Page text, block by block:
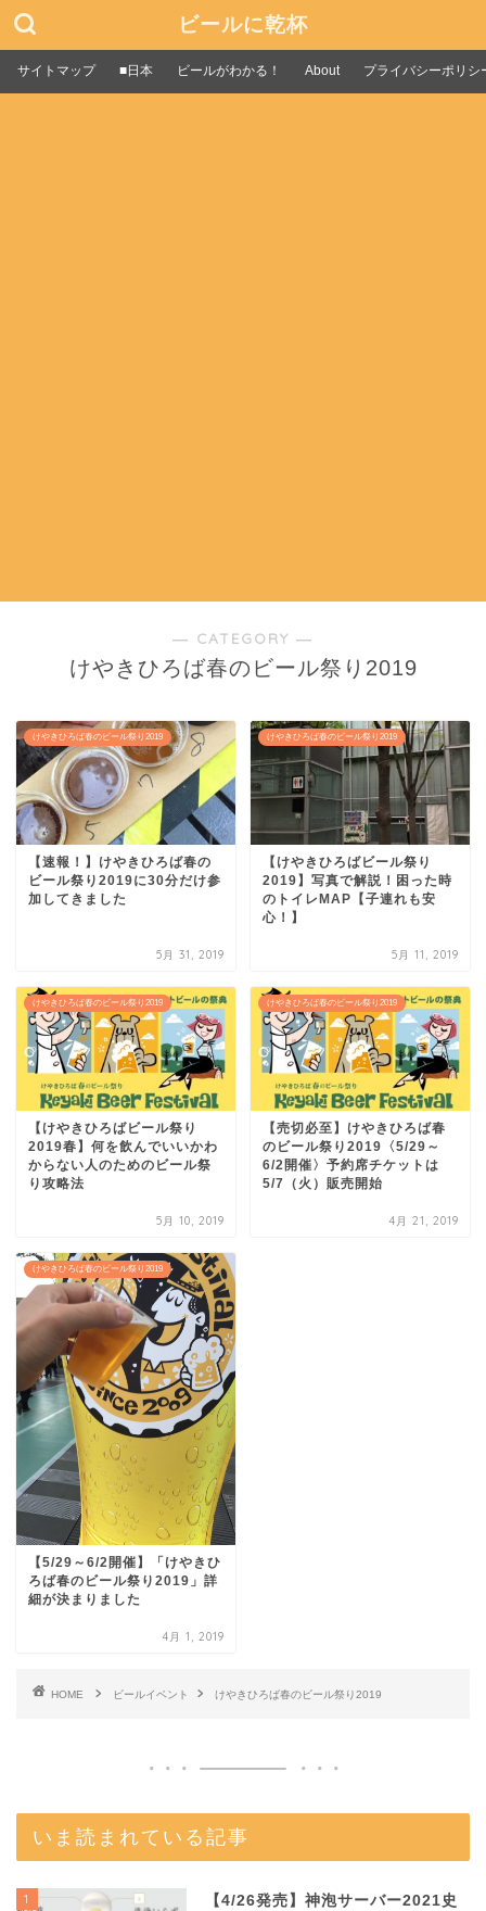
ビールに乾杯
サイトマップ ■日本 ビールがわかる！ About プライバシーポリシ
― CATEGORY ―
けやきひろば春のビール祭り2019
けやきひろば春のビール祭り2019
【速報！】けやきひろば春の
ビール祭り2019に30分だけ参
加してきました
5月 31, 2019
けやきひろば春のビール祭り2019
【けやきひろばビール祭り
2019】写真で解説！困った時
のトイレMAP【子連れも安
心！】
5月 11, 2019
けやきひろば春のビール祭り2019
【けやきひろばビール祭り
2019春】何を飲んでいいかわ
からない人のためのビール祭
り攻略法
5月 10, 2019
けやきひろば春のビール祭り2019
【売切必至】けやきひろば春
のビール祭り2019〈5/29～
6/2開催〉予約席チケットは
5/7（火）販売開始
4月 21, 2019
けやきひろば春のビール祭り2019
【5/29～6/2開催】「けやきひ
ろば春のビール祭り2019」詳
細が決まりました
4月 1, 2019
HOME ビールイベント けやきひろば春のビール祭り2019
いま読まれている記事
1
【4/26発売】神泡サーバー2021史